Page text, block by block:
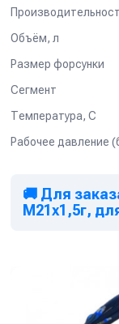
Объём, л
Размер форсунки
Сегмент
Температура, C
Рабочее давление
🚚 Для
М21x1,5г,